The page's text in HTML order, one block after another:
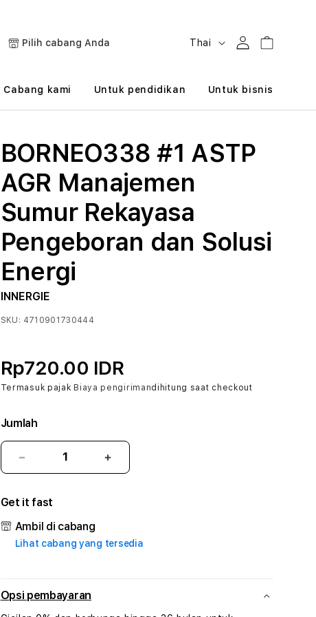
Pilih cabang Anda
B
h
a
Thai MasukKeranjang
Cabang kami Untuk pendidikan Untuk bisnis
BORNEO338 #1 ASTP
AGR Manajemen
Sumur Rekayasa
Pengeboran dan Solusi
Energi
INNERGIE
SKU: 4710901730444
Rp720.00 IDR
Termasuk pajak Biaya pengirimandihitung saat checkout
Jumlah
Kurangi
jumlah
BORNEO338
#1
ASTP
AGR
Rekayasa
Tambah
jumlah
ASTP
AGR
Get it fast
Ambil di cabang
Lihat cabang yang tersedia
Opsi pembayaran